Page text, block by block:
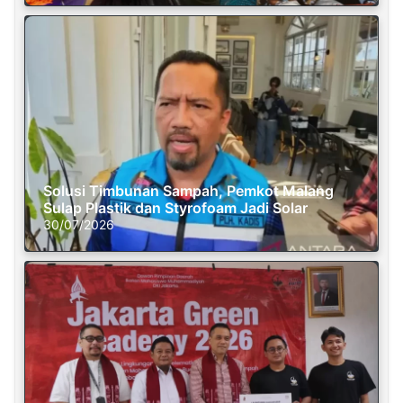
Solusi Timbunan Sampah, Pemkot Malang
Sulap Plastik dan Styrofoam Jadi Solar
30/07/2026